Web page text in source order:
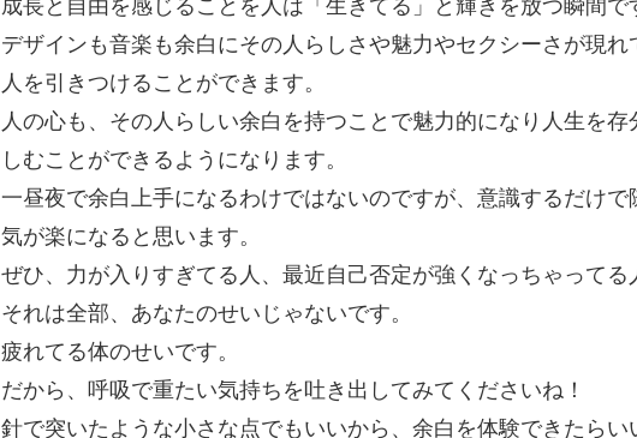
デザインも音楽も余白にその人らしさや魅力やセクシーさが現れ
人を引きつけることができます。
人の心も、その人らしい余白を持つことで魅力的になり人生を存
しむことができるようになります。
一昼夜で余白上手になるわけではないのですが、意識するだけで
気が楽になると思います。
ぜひ、力が入りすぎてる人、最近自己否定が強くなっちゃってる
それは全部、あなたのせいじゃないです。
疲れてる体のせいです。
だから、呼吸で重たい気持ちを吐き出してみてくださいね！
針で突いたような小さな点でもいいから、余白を体験できたらい